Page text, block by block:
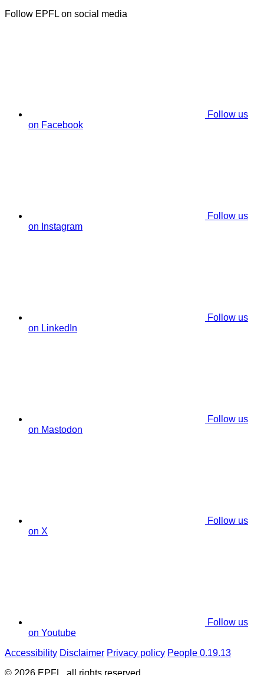
Follow EPFL on social media
Follow us
on Facebook
Follow us
on Instagram
Follow us
on LinkedIn
Follow us
on Mastodon
Follow us
on X
Follow us
on Youtube
Accessibility Disclaimer Privacy policy People 0.19.13